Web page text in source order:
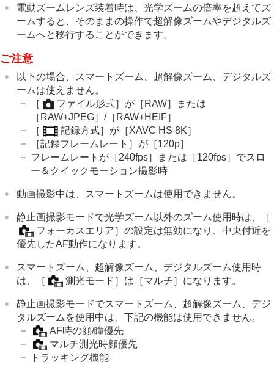
パソコンでできること
クラウドサービスを利用する
電動ズームレンズ装着時は、光学ズームの倍率を超えてズ
ームすると、そのままの操作で超解像ズームやデジタルズ
ームへと移行することができます。
ご注意
以下の場合、スマートズーム、超解像ズーム、デジタルズ
ームは使えません。
［
ファイル形式］ が［RAW］
または
［RAW+JPEG］/［RAW+HEIF］
［
記録方式］ が［XAVC HS 8K］
［記録フレームレート］ が ［120p］
フレームレートが ［240fps］ または ［120fps］ でスロ
ー＆クイックモーション撮影時
動画撮影中は、スマートズームは使用できません。
静止画撮影モードで光学ズーム以外のズーム使用時は、
［
フォーカスエリア］ の設定は無効になり、中央付近を
優先したAF動作になります。
スマートズーム、超解像ズーム、デジタルズーム使用時
は、
［ 測光モード］ は ［マルチ］ になります。
静止画撮影モードでスマートズーム、超解像ズーム、デジ
タルズームを使用中は、下記の機能は使用できません。
AF時の顔/瞳優先
マルチ測光時顔優先
トラッキング機能